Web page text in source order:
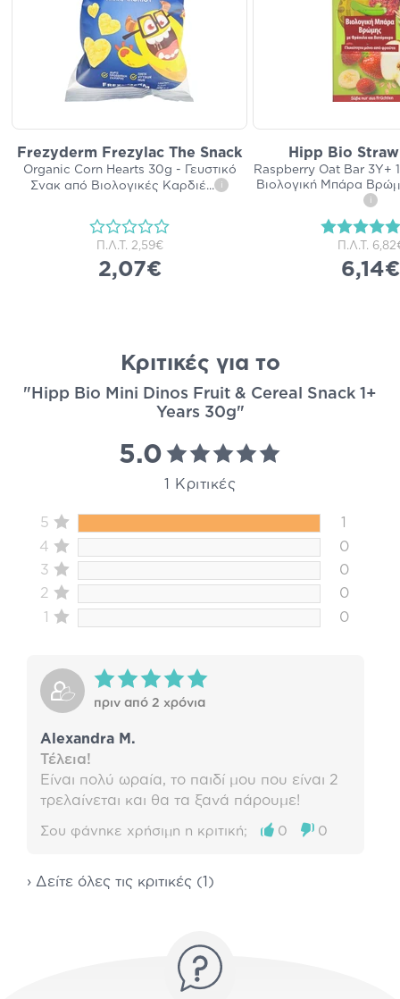
Frezyderm Frezylac The Snack
Organic Corn Hearts 30g - Γευστικό
Σνακ από Βιολογικές Καρδιέ... i
Π.Λ.Τ. 2,59€
2,07€
Hipp Bio
Raspberry Oat Bar 3Y+
Βιολογική Μπάρα
i
Π.Λ.Τ.
6,14€
Κριτικές για το
"Hipp Bio Mini Dinos Fruit & Cereal Snack 1+
Years 30g"
5.0
1 Κριτικές
5
1
4
0
3
0
2
0
1
0
πριν από 2 χρόνια
Alexandra M.
Τέλεια!
Είναι πολύ ωραία, το παιδί μου που είναι 2
τρελαίνεται και θα τα ξανά πάρουμε!
Σου φάνηκε χρήσιμη η κριτική; 0 0
› Δείτε όλες τις κριτικές (1)